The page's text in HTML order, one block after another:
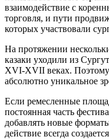
взаимодействие с
торговля, и пути
которых участвовали
На протяжении
казаки уходили из
XVI-XVII веках. Поэтому
абсолютно уникальное
Если ремесленные
постоянная часть
добавлять новые
действие всегда